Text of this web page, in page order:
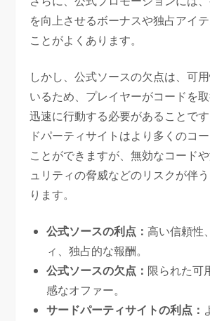
を向上させるボーナスや独占アイ
ことがよくあります。
しかし、公式ソースの欠点は、可
いるため、プレイヤーがコードを
迅速に行動する必要があることで
ドパーティサイトはより多くのコ
ことができますが、無効なコード
ュリティの脅威などのリスクが伴
ります。
公式ソースの利点：高い信頼性
ィ、独占的な報酬。
公式ソースの欠点： 限られた可
感なオファー。
サードパーティサイトの利点：